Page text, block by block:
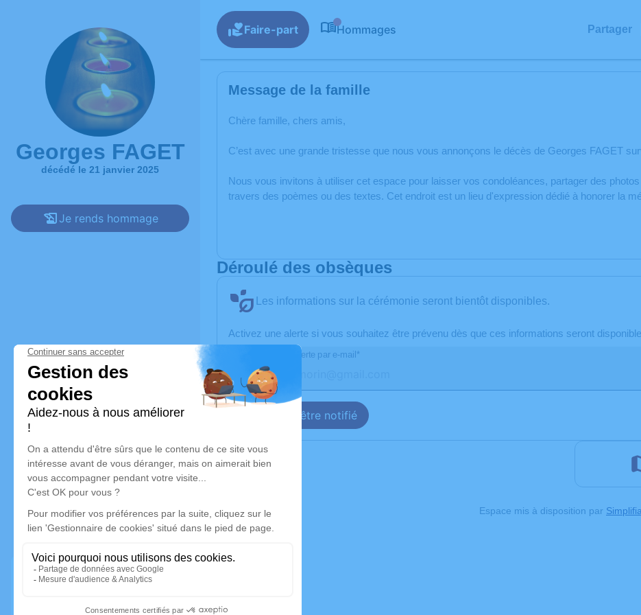
Georges FAGET
décédé le 21 janvier 2025
Je rends hommage
Faire-part Hommages Partager
Message de la famille
Chère famille, chers amis,
C’est avec une grande tristesse que nous vous annonçons le décès de Georges FAGET
Nous vous invitons à utiliser cet espace pour laisser vos condoléances, partager des
travers des poèmes ou des textes. Cet endroit est un lieu d'expression dédié à honorer la
Déroulé des obsèques
Les informations sur la cérémonie seront bientôt disponibles.
Activez une alerte si vous souhaitez être prévenu dès que ces informations seront
Recevoir une alerte par e-mail*
Je veux être notifié
Espace mis à disposition par Simplifia